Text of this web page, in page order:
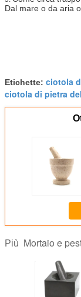
Dal mare o da aria
Etichette: ciotola
ciotola di pietra
Più Mortaio e